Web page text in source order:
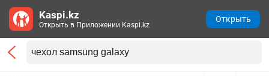
Kaspi.kz
Открыть в Приложении Kaspi.kz
Открыть